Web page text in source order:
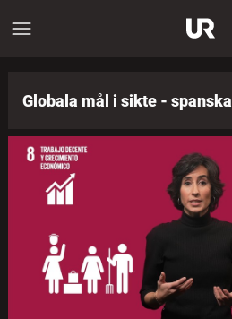
Globala mål i sikte - spanska